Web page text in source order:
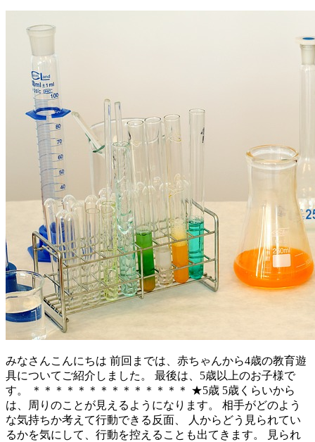
みなさんこんにちは 前回までは、赤ちゃんから4歳の教育遊
具についてご紹介しました。 最後は、5歳以上のお子様で
す。 ＊＊＊＊＊＊＊＊＊＊＊＊＊＊ ★5歳 5歳くらいから
は、周りのことが見えるようになります。 相手がどのよう
な気持ちか考えて行動できる反面、 人からどう見られてい
るかを気にして、行動を控えることも出てきます。 見られ